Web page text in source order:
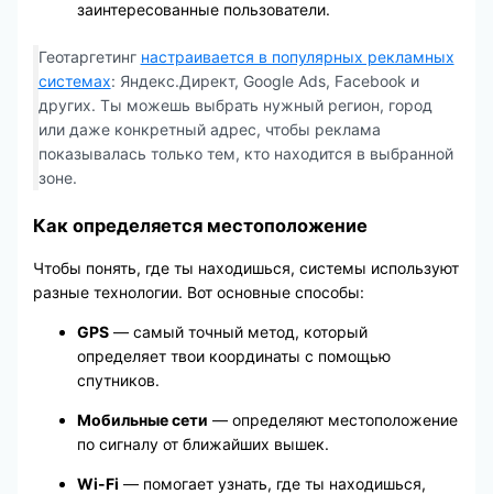
заинтересованные пользователи.
Геотаргетинг настраивается в популярных рекламных
системах: Яндекс.Директ, Google Ads, Facebook и
других. Ты можешь выбрать нужный регион, город
или даже конкретный адрес, чтобы реклама
показывалась только тем, кто находится в выбранной
зоне.
Как определяется местоположение
Чтобы понять, где ты находишься, системы используют
разные технологии. Вот основные способы:
GPS— самый точный метод, который
определяет твои координаты с помощью
спутников.
Мобильные сети — определяют местоположение
по сигналу от ближайших вышек.
Wi-Fi — помогает узнать, где ты находишься,